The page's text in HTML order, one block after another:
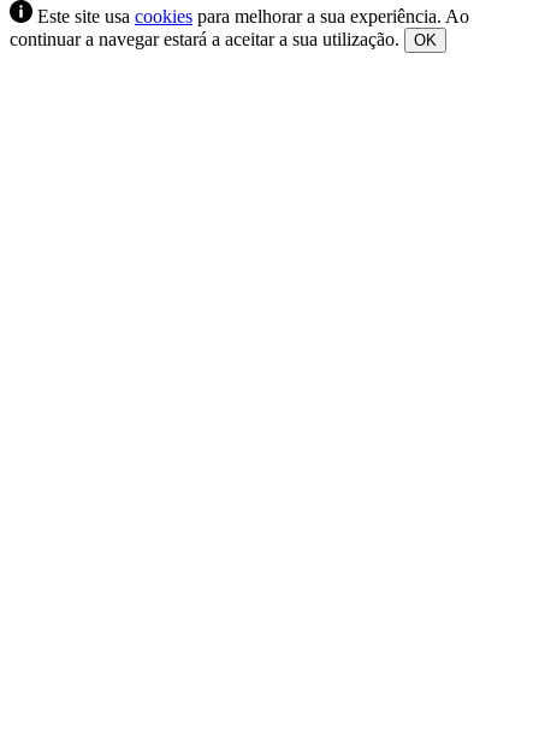
Este site usa cookies para melhorar a sua experiência. Ao
continuar a navegar estará a aceitar a sua utilização.
OK